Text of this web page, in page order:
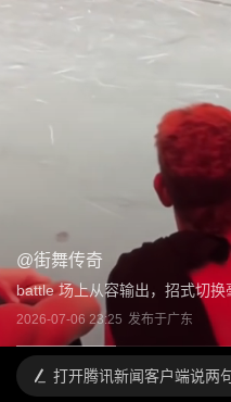
@街舞传奇
battle 场上从容输出，招式切换
2026-07-06 23:25 发布于广东
打开腾讯新闻客户端说两